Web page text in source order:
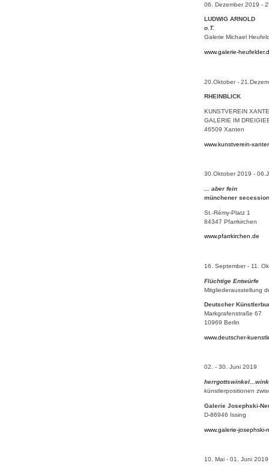
06. Dezember 2019 -
LUDWIG ARNOLD
o.T.
Galerie Michael
www.galerie-
20.Oktober -
RHEINBLICK
KUNSTVEREIN
GALERIE IM
46509 Xanten
www.kunstverein-
30.Oktober 2019 -
... aber fein
münchener
St.-Rémy-Platz 1
84347 Pfarrkirchen
www.pfarrkirchen.de
16. September - 11.
Flüchtige Entwürfe
Mitgliederausstellung
Deutscher
Markgrafenstraße 67
10969 Berlin
www.deutscher-
02. - 30. Juni 2019
künstlerpositionen
Galerie Josephski-
D-86946 Issing
www.galerie-josephski-
10. Mai - 01. Juni